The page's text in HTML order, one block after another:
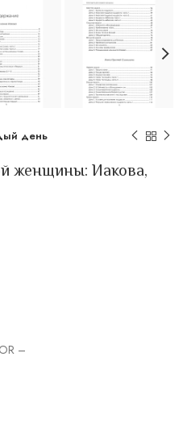
день
женщины: Иакова,
–